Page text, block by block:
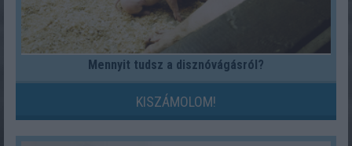
Mennyit tudsz a disznóvágásról?
KISZÁMOLOM!